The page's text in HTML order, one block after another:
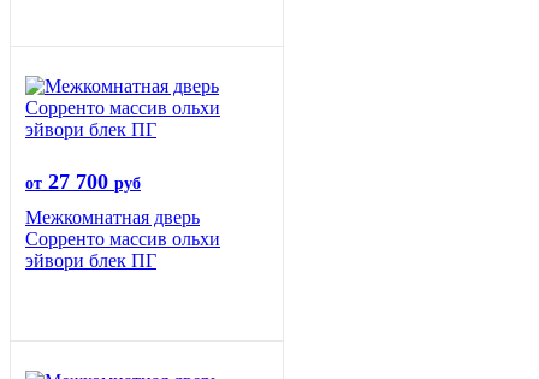
от 27 700 руб
Межкомнатная дверь
Сорренто массив ольхи
эйвори блек ПГ